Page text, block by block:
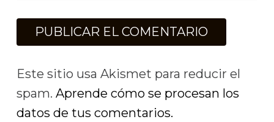
Este sitio usa Akismet para reducir el
spam. Aprende cómo se procesan los
datos de tus comentarios.